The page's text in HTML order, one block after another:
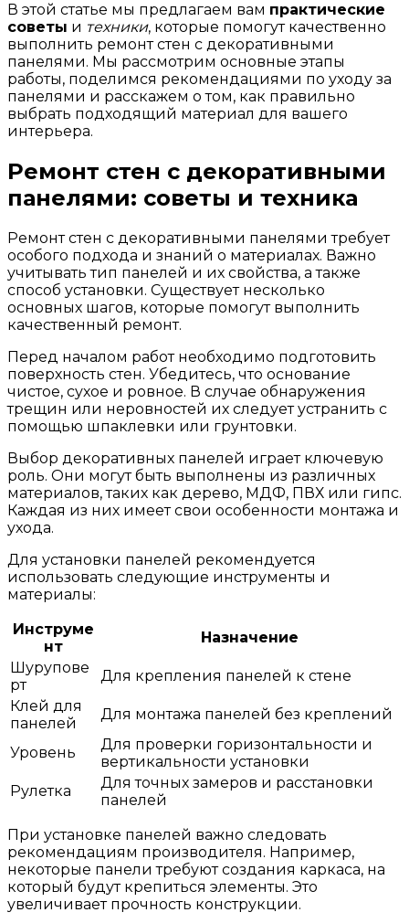
В этой статье мы предлагаем вам практические
советы и техники, которые помогут качественно
выполнить ремонт стен с декоративными
панелями. Мы рассмотрим основные этапы
работы, поделимся рекомендациями по уходу за
панелями и расскажем о том, как правильно
выбрать подходящий материал для вашего
интерьера.
Ремонт стен с декоративными
панелями: советы и техника
Ремонт стен с декоративными панелями требует
особого подхода и знаний о материалах. Важно
учитывать тип панелей и их свойства, а также
способ установки. Существует несколько
основных шагов, которые помогут выполнить
качественный ремонт.
Перед началом работ необходимо подготовить
поверхность стен. Убедитесь, что основание
чистое, сухое и ровное. В случае обнаружения
трещин или неровностей их следует устранить с
помощью шпаклевки или грунтовки.
Выбор декоративных панелей играет ключевую
роль. Они могут быть выполнены из различных
материалов, таких как дерево, МДФ, ПВХ или гипс.
Каждая из них имеет свои особенности монтажа и
ухода.
Для установки панелей рекомендуется
использовать следующие инструменты и
материалы:
Инструме
нт
Назначение
Шурупове
рт
Для крепления панелей к стене
Клей для
панелей
Для монтажа панелей без креплений
Уровень
Для проверки горизонтальности и
вертикальности установки
Рулетка
Для точных замеров и расстановки
панелей
При установке панелей важно следовать
рекомендациям производителя. Например,
некоторые панели требуют создания каркаса, на
который будут крепиться элементы. Это
увеличивает прочность конструкции.